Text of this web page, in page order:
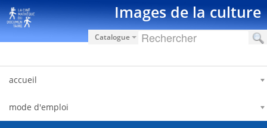
Saut au contenu Images de la culture
Catalogue
accueil
mode d'emploi